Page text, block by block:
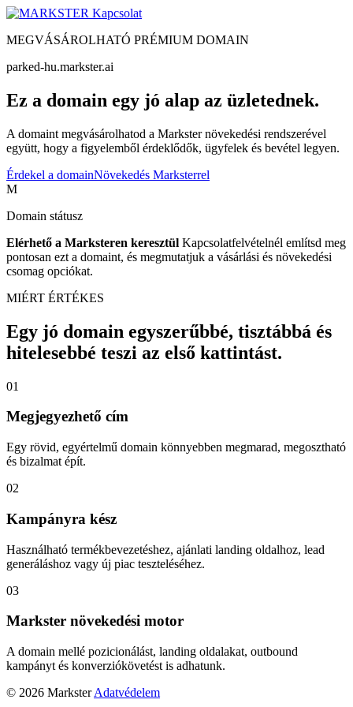
Kapcsolat
MEGVÁSÁROLHATÓ PRÉMIUM DOMAIN
parked-hu.markster.ai
Ez a domain egy jó alap az üzletednek.
A domaint megvásárolhatod a Markster növekedési rendszerével
együtt, hogy a figyelemből érdeklődők, ügyfelek és bevétel legyen.
Érdekel a domainNövekedés Marksterrel
M
Domain státusz
Elérhető a Marksteren keresztül Kapcsolatfelvételnél említsd meg
pontosan ezt a domaint, és megmutatjuk a vásárlási és növekedési
csomag opciókat.
MIÉRT ÉRTÉKES
Egy jó domain egyszerűbbé, tisztábbá és
hitelesebbé teszi az első kattintást.
01
Megjegyezhető cím
Egy rövid, egyértelmű domain könnyebben megmarad, megosztható
és bizalmat épít.
02
Kampányra kész
Használható termékbevezetéshez, ajánlati landing oldalhoz, lead
generáláshoz vagy új piac teszteléséhez.
03
Markster növekedési motor
A domain mellé pozicionálást, landing oldalakat, outbound
kampányt és konverziókövetést is adhatunk.
© 2026 Markster Adatvédelem